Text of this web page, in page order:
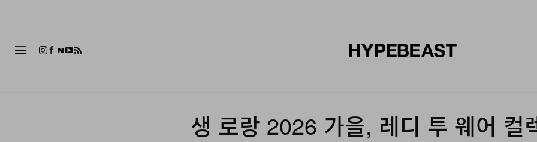
생 로랑 2026 가을, 레디 투 웨어 컬